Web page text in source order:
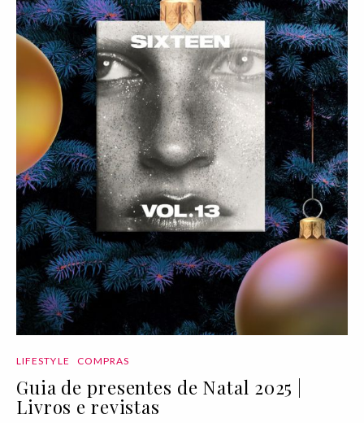
LIFESTYLE COMPRAS
Guia de presentes de Natal 2025 |
Livros e revistas